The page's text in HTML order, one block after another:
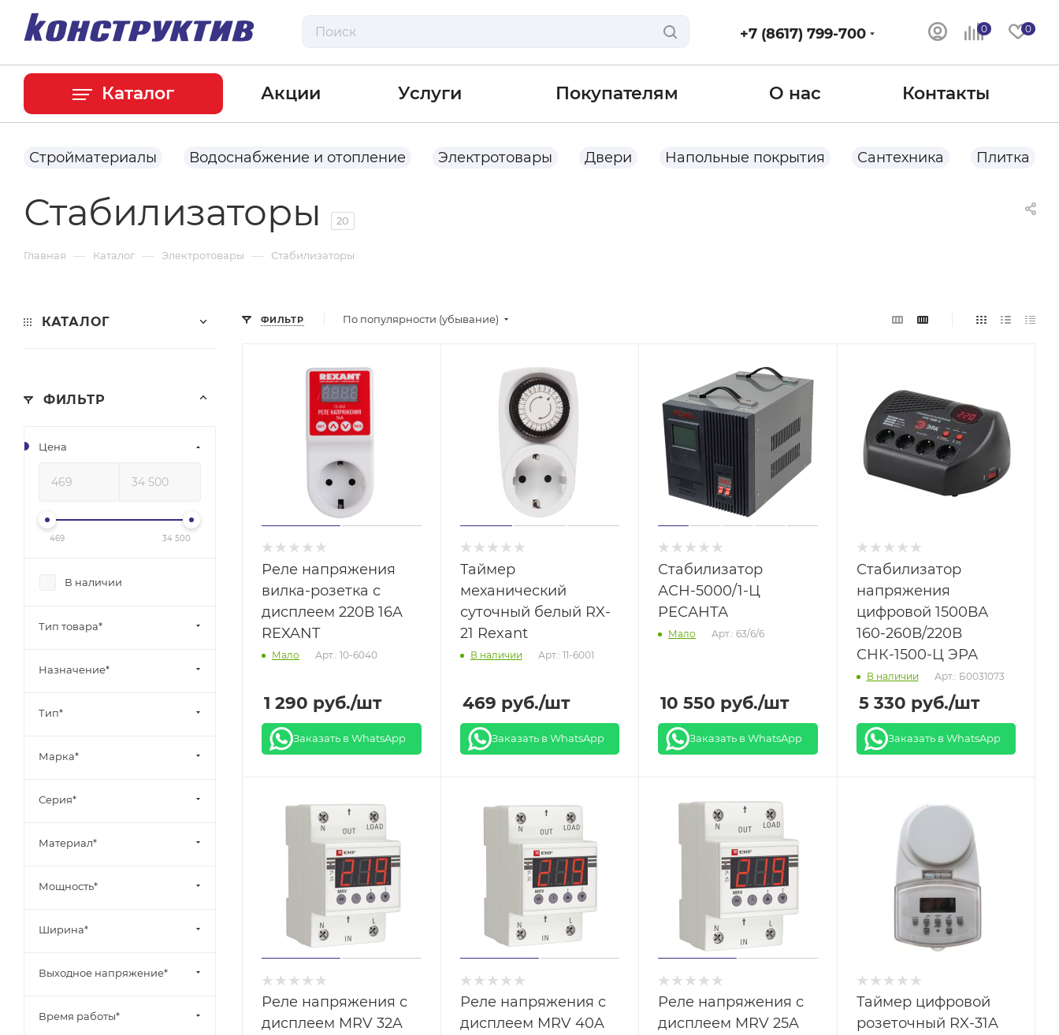
0 0
+7 (8617) 799-700
Каталог Акции Услуги Покупателям О нас Контакты
Стройматериалы Водоснабжение и отопление Электротовары Двери Напольные покрытия Сантехника Плитка
Стабилизаторы 20
Главная — Каталог — Электротовары — Стабилизаторы
ФИЛЬТР По популярности (убывание)
Реле напряжения
вилка-розетка с
дисплеем 220В 16A
REXANT
Мало Арт.: 10-6040
1 290 руб./шт
Заказать в WhatsApp
Таймер
механический
суточный белый RX-
21 Rexant
В наличии Арт.: 11-6001
469 руб./шт
Заказать в WhatsApp
Стабилизатор
АСН-5000/1-Ц
РЕСАНТА
Мало Арт.: 63/6/6
10 550 руб./шт
Заказать в WhatsApp
Стабилизатор
напряжения
цифровой 1500ВА
160-260В/220В
СНК-1500-Ц ЭРА
В наличии Арт.: Б0031073
5 330 руб./шт
Заказать в WhatsApp
Реле напряжения с
дисплеем MRV 32A
Реле напряжения с
дисплеем MRV 40A
Реле напряжения с
дисплеем MRV 25A
Таймер цифровой
розеточный RX-31A
КАТАЛОГ
ФИЛЬТР
Цена
469 34 500
В наличии
Тип товара*
Назначение*
Тип*
Марка*
Серия*
Материал*
Мощность*
Ширина*
Выходное напряжение*
Время работы*